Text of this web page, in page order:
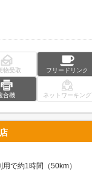
物受取 フリードリンク
合機 ネットワーキング
で約1時間（50km）